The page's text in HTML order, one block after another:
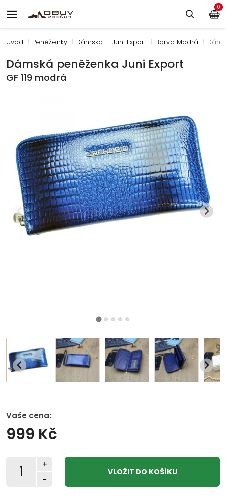
Úvod Peněženky Dámská Juni Export Barva Modrá
Dámská peněženka Juni Export
GF 119 modrá
Vaše cena:
999 Kč
-
+
0